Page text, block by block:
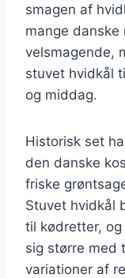
smagen af
mange danske
velsmagende,
stuvet hvidkål
og middag.
Historisk set
den danske
friske
Stuvet hvidkål
til kødretter,
sig større med
variationer af